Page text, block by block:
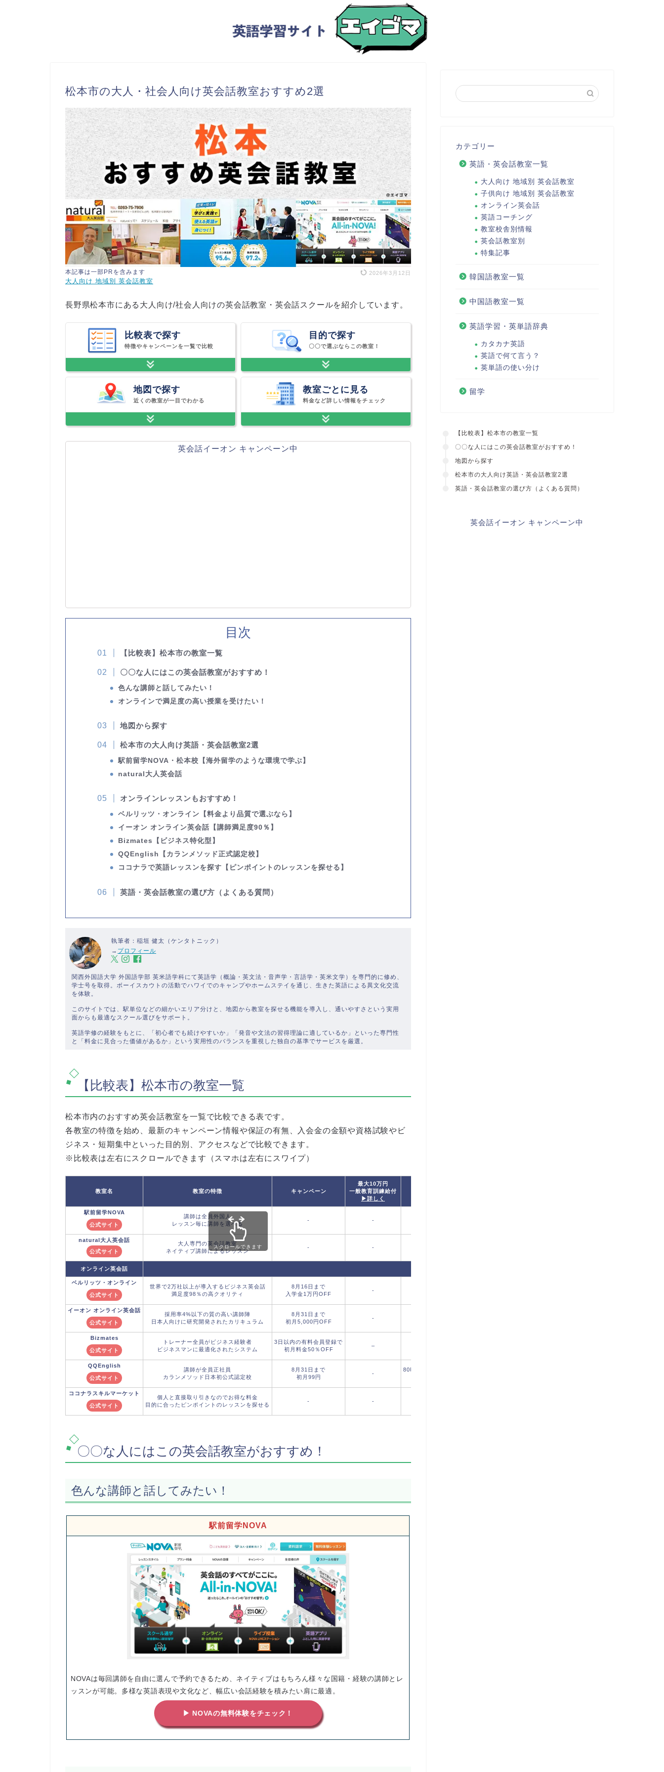
松本市の大人・社会人向け英会話教室おすすめ2選
本記事は一部PRを含みます 2026年3月12日
大人向け 地域別 英会話教室
長野県松本市にある大人向け/社会人向けの英会話教室・英会話スクールを紹介しています。
比較表で探す
特徴やキャンペーンを一覧で比較
目的で探す
〇〇で選ぶならこの教室！
地図で探す
近くの教室が一目でわかる
教室ごとに見る
料金など詳しい情報をチェック
英会話イーオン キャンペーン中
目次
【比較表】松本市の教室一覧
〇〇な人にはこの英会話教室がおすすめ！
色んな講師と話してみたい！
オンラインで満足度の高い授業を受けたい！
地図から探す
松本市の大人向け英語・英会話教室2選
駅前留学NOVA・松本校 【海外留学のような環境で学ぶ】
natural大人英会話
オンラインレッスンもおすすめ！
ベルリッツ・オンライン 【料金より品質で選ぶなら】
イーオン オンライン英会話 【講師満足度90％】
Bizmates
【ビジネス特化型】
QQEnglish
【カランメソッド正式認定校】
ココナラで英語レッスンを探す 【ピンポイントのレッスンを探せる】
英語・英会話教室の選び方 （よくある質問）
執筆者：稲垣 健太（ケンタトニック）
→ プロフィール
関西外国語大学 外国語学部 英米語学科にて英語学（概論・英文法・音声学・言語学・英米文学）を専門的に修め、
学士号を取得。ボーイスカウトの活動でハワイでのキャンプやホームステイを通じ、生きた英語による異文化交流
を体験。
このサイトでは、駅単位などの細かいエリア分けと、地図から教室を探せる機能を導入し、通いやすさという実用
面からも最適なスクール選びをサポート。
英語学修の経験をもとに、「初心者でも続けやすいか」「発音や文法の習得理論に適しているか」といった専門性
と「料金に見合った価値があるか」という実用性のバランスを重視した独自の基準でサービスを厳選。
【比較表】松本市の教室一覧
松本市内のおすすめ英会話教室を一覧で比較できる表です。
各教室の特徴を始め、最新のキャンペーン情報や保証の有無、入会金の金額や資格試験やビ
ジネス・短期集中といった目的別、アクセスなどで比較できます。
※比較表は左右にスクロールできます（スマホは左右にスワイプ）
教室名 教室の特徴 キャンペーン
最大10万円
一般教育訓練給付
▶詳しく
駅前留学NOVA
公式サイト
講師は全員外国人
レッスン毎に講師を選べる
- -
natural大人英会話
公式サイト
大人専門の英会話教室
ネイティブ講師によるレッスン
- -
オンライン英会話
ベルリッツ ・オンライン
公式サイト
世界で2万社以上が導入するビジネス英会話
満足度98％の高クオリティ
8月16日まで
入学金1万円OFF
-
イーオン オンライン英会話
公式サイト
採用率4%以下の質の高い講師陣
日本人向けに研究開発されたカリキュラム
8月31日まで
初月5,000円OFF
-
Bizmates
公式サイト
トレーナー全員がビジネス経験者
ビジネスマンに最適化されたシステム
3日以内の有料会員登録で
初月料金50％OFF
–
QQEnglish
公式サイト
講師が全員正社員
カランメソッド日本初公式認定校
8月31日まで
初月99円
-
80時間受講後、効果を実感できなかったら
ココナラ スキルマーケット
公式サイト
個人と直接取り引きなのでお得な料金
目的に合ったピンポイントのレッスンを探せる
- -
スクロールできます
〇〇な人にはこの英会話教室がおすすめ！
色んな講師と話してみたい！
駅前留学NOVA
NOVAは毎回講師を自由に選んで予約できるため、ネイティブはもちろん様々な国籍・経験の講師とレ
ッスンが可能。多様な英語表現や文化など、幅広い会話経験を積みたい肩に最適。
▶ NOVAの無料体験をチェック！
カテゴリー
英語・英会話教室一覧
大人向け 地域別 英会話教室
子供向け 地域別 英会話教室
オンライン英会話
英語コーチング
教室校舎別情報
英会話教室別
特集記事
韓国語教室一覧
中国語教室一覧
英語学習・英単語辞典
カタカナ英語
英語で何て言う？
英単語の使い分け
留学
【比較表】松本市の教室一覧
〇〇な人にはこの英会話教室がおすすめ！
地図から探す
松本市の大人向け英語・英会話教室2選
英語・英会話教室の選び方 （よくある質問）
英会話イーオン キャンペーン中